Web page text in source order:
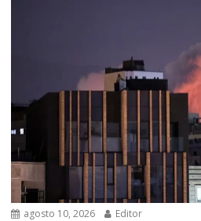
agosto 10, 2026 Editor